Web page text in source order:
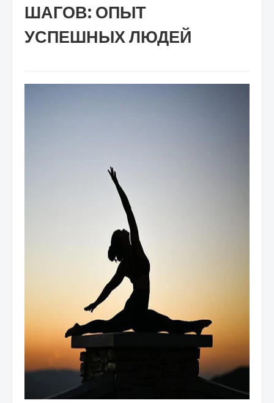
ШАГОВ: ОПЫТ
УСПЕШНЫХ ЛЮДЕЙ